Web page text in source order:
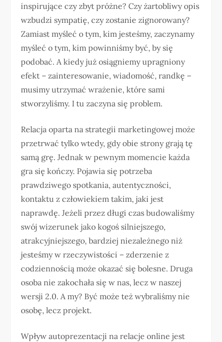
inspirujące czy zbyt próżne? Czy żartobliwy opis
wzbudzi sympatię, czy zostanie zignorowany?
Zamiast myśleć o tym, kim jesteśmy, zaczynamy
myśleć o tym, kim powinniśmy być, by się
podobać. A kiedy już osiągniemy upragniony
efekt – zainteresowanie, wiadomość, randkę –
musimy utrzymać wrażenie, które sami
stworzyliśmy. I tu zaczyna się problem.
Relacja oparta na strategii marketingowej może
przetrwać tylko wtedy, gdy obie strony grają tę
samą grę. Jednak w pewnym momencie każda
gra się kończy. Pojawia się potrzeba
prawdziwego spotkania, autentyczności,
kontaktu z człowiekiem takim, jaki jest
naprawdę. Jeżeli przez długi czas budowaliśmy
swój wizerunek jako kogoś silniejszego,
atrakcyjniejszego, bardziej niezależnego niż
jesteśmy w rzeczywistości – zderzenie z
codziennością może okazać się bolesne. Druga
osoba nie zakochała się w nas, lecz w naszej
wersji 2.0. A my? Być może też wybraliśmy nie
osobę, lecz projekt.
Wpływ autoprezentacji na relacje online jest